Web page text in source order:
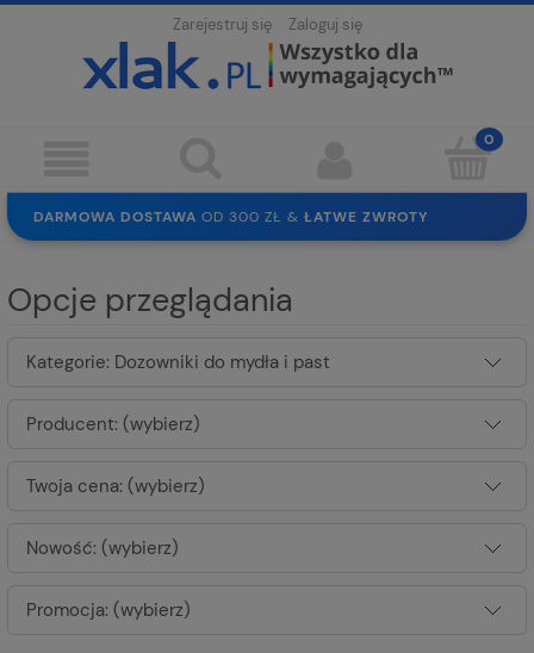
Zarejestruj się Zaloguj się
DARMOWA DOSTAWA OD 300 ZŁ & ŁATWE ZWROTY
SOLIDNEEKO PAKOWANIE
Opcje przeglądania
Kategorie: Dozowniki do mydła i past
Producent: (wybierz)
Twoja cena: (wybierz)
Nowość: (wybierz)
Promocja: (wybierz)